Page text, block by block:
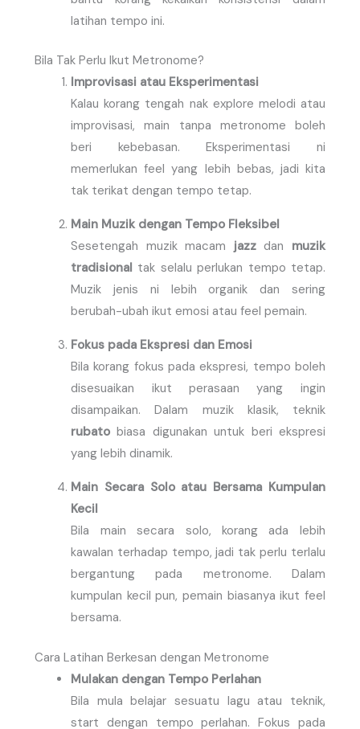
latihan tempo ini.
Bila Tak Perlu Ikut Metronome?
Improvisasi atau Eksperimentasi
Kalau korang tengah nak explore melodi atau
improvisasi, main tanpa metronome boleh
beri kebebasan. Eksperimentasi ni
memerlukan feel yang lebih bebas, jadi kita
tak terikat dengan tempo tetap.
Main Muzik dengan Tempo Fleksibel
Sesetengah muzik macam jazzdan muzik
tradisional tak selalu perlukan tempo tetap.
Muzik jenis ni lebih organik dan sering
berubah-ubah ikut emosi atau feel pemain.
Fokus pada Ekspresi dan Emosi
Bila korang fokus pada ekspresi, tempo boleh
disesuaikan ikut perasaan yang ingin
disampaikan. Dalam muzik klasik, teknik
rubato biasa digunakan untuk beri ekspresi
yang lebih dinamik.
Main Secara Solo atau Bersama Kumpulan
Kecil
Bila main secara solo, korang ada lebih
kawalan terhadap tempo, jadi tak perlu terlalu
bergantung pada metronome. Dalam
kumpulan kecil pun, pemain biasanya ikut feel
bersama.
Cara Latihan Berkesan dengan Metronome
Mulakan dengan Tempo Perlahan
Bila mula belajar sesuatu lagu atau teknik,
start dengan tempo perlahan. Fokus pada